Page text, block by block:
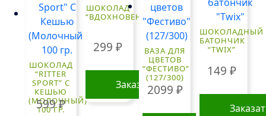
ШОКОЛАД
“RITTER
SPORT” С
КЕШЬЮ
(МОЛОЧНЫЙ)
100 ГР.
599₽
ШОКОЛАД
“ВДОХНОВЕНИЕ”
299₽
Заказать
ВАЗА ДЛЯ
ЦВЕТОВ
“ФЕСТИВО”
(127/300)
2099 ₽
ШОКОЛАДНЫЙ
БАТОНЧИК
“TWIX”
149₽